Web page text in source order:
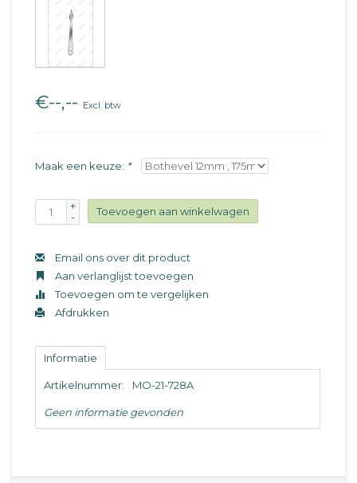
€--,-- Excl. btw
Maak een keuze: *
+
-
Toevoegen aan winkelwagen
Email ons over dit product
Aan verlanglijst toevoegen
Toevoegen om te vergelijken
Afdrukken
Informatie
Artikelnummer: MO-21-728A
Geen informatie gevonden